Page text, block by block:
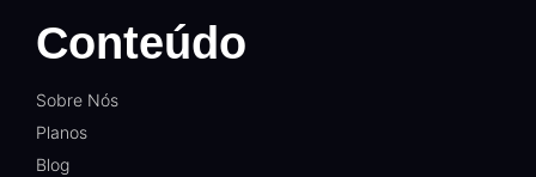
Conteúdo
Sobre Nós
Planos
Blog